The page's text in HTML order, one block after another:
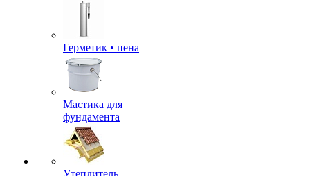
Герметик • пена
Мастика для
фундамента
Утеплитель